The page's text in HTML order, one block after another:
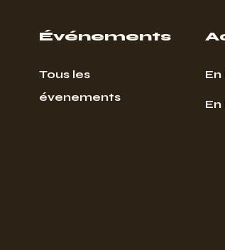
Événements
Tous les
évenements
En
En